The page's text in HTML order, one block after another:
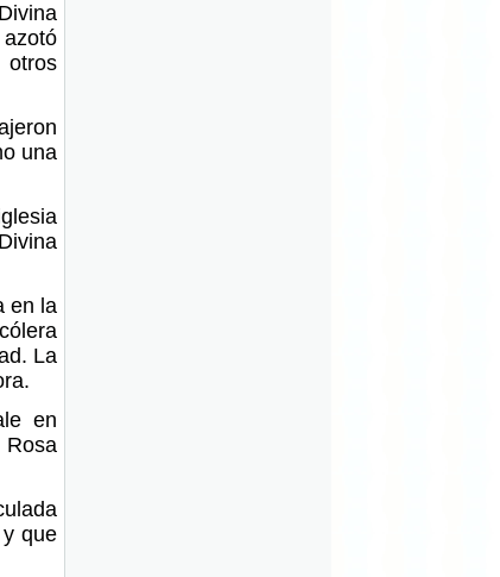
otros
una
en la
La
en
Rosa
que